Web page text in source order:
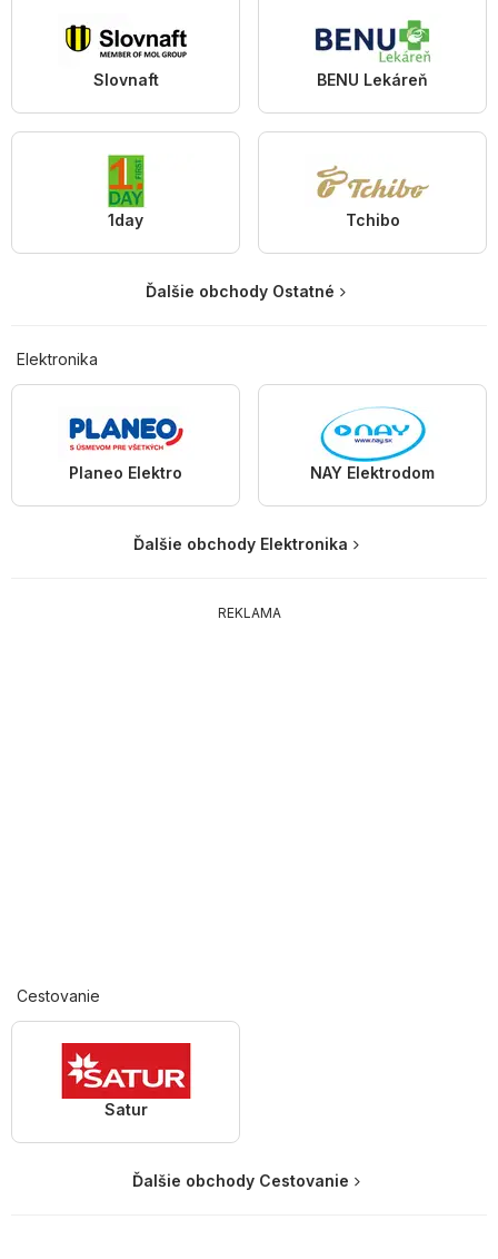
Slovnaft BENU Lekáreň
1day Tchibo
Ďalšie obchody Ostatné
Elektronika
Planeo Elektro NAY Elektrodom
Ďalšie obchody Elektronika
REKLAMA
Cestovanie
Satur
Ďalšie obchody Cestovanie